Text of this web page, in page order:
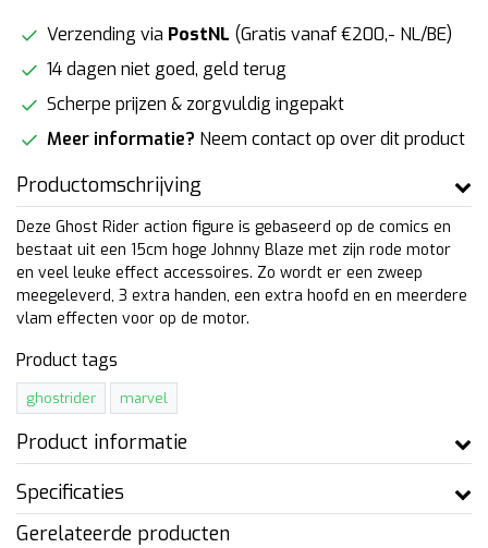
Verzending via PostNL (Gratis vanaf €200,- NL/BE)
14 dagen niet goed, geld terug
Scherpe prijzen & zorgvuldig ingepakt
Meer informatie? Neem contact op over dit product
Productomschrijving
Deze Ghost Rider action figure is gebaseerd op de comics en
bestaat uit een 15cm hoge Johnny Blaze met zijn rode motor
en veel leuke effect accessoires. Zo wordt er een zweep
meegeleverd, 3 extra handen, een extra hoofd en en meerdere
vlam effecten voor op de motor.
Product tags
ghostrider marvel
Product informatie
Specificaties
Gerelateerde producten